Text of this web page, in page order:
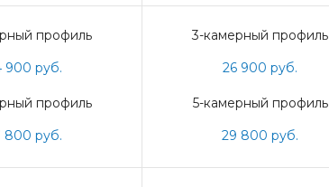
профиль
900 руб.
профиль
800 руб.
3-камерный профиль
26 900 руб.
5-камерный профиль
29 800 руб.